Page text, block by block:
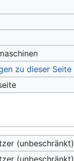
zu dieser Seite
(unbeschränkt)
(unbeschränkt)